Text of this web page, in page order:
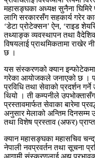
महासङ्घका अध्यक्ष सुनैना घिमिरे
लागि सरकारसँग सहकार्य गरेर
‘डेटा प्रोटेक्सन’ ऐन, ‘राइड
तथ्याङ्क व्यवस्थापन तथा
विषयलाई प्राथमिकतामा राखेर
छ ।
यस संस्करणको क्यान
गरेका आयोजकले जनाएको छ ।
प्रविधि तथा सेवाको प्रदर्शन
थियो । ती कम्पनीले उपभोक्तासँग
प्रस्तावमार्फत सेवाका बारेमा
अनुसार मेलाको अन्तिम
तथा विशेष प्रस्ताव (अफर)
क्यान महासङ्घका महासचिव
नेपाली नवप्रवर्तन तथा सूचना
आगामी संस्करणलाई अझ